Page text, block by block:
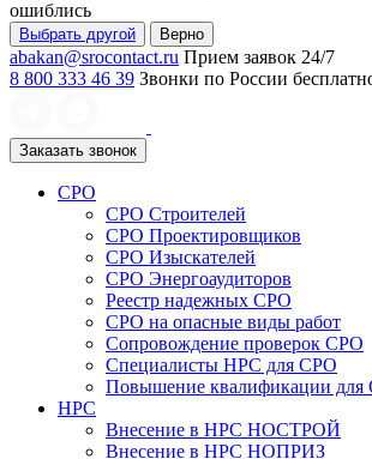
ошиблись
Выбрать другой Верно
abakan@srocontact.ru Прием заявок 24/7
8 800 333 46 39 Звонки по России
Заказать звонок
СРО
СРО Строителей
СРО Проектировщиков
СРО Изыскателей
СРО Энергоаудиторов
Реестр надежных СРО
СРО на опасные виды работ
Сопровождение проверок СРО
Специалисты НРС для СРО
Повышение квалификации
НРС
Внесение в НРС НОСТРОЙ
Внесение в НРС НОПРИЗ